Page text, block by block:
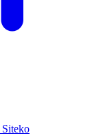
Siteko